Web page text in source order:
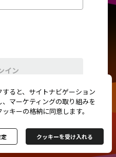
イン
すか？新規登録
ると、サイトナビゲーション
マーケティングの取り組みを
キーの格納に同意します。
クッキーを受け入れる